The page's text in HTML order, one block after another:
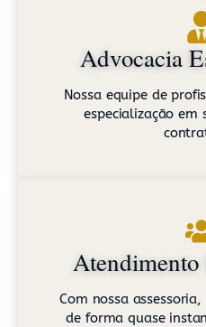
Advocacia
Nossa equipe de
especialização em
Com nossa
de forma quase